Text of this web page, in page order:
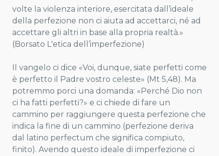
volte la violenza interiore, esercitata dall’ideale
della perfezione non ci aiuta ad accettarci, né ad
accettare gli altri in base alla propria realtà.»
(Borsato L'etica dell’imperfezione)
Il vangelo ci dice «Voi, dunque, siate perfetti come
è perfetto il Padre vostro celeste» (Mt 5,48). Ma
potremmo porci una domanda: «Perché Dio non
ci ha fatti perfetti?» e ci chiede di fare un
cammino per raggiungere questa perfezione che
indica la fine di un cammino (perfezione deriva
dal latino perfectum che significa compiuto,
finito). Avendo questo ideale di imperfezione ci